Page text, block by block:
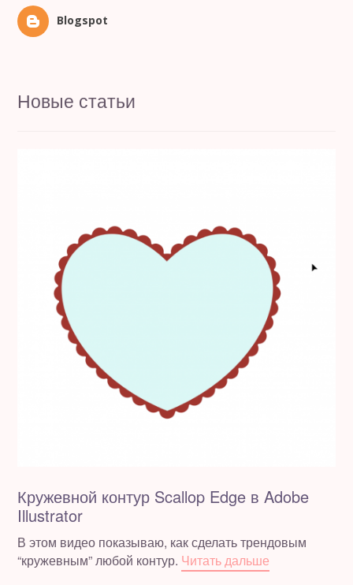
Blogspot
Новые статьи
Кружевной контур Scallop Edge в Adobe
Illustrator
В этом видео показываю, как сделать трендовым
“кружевным” любой контур. Читать дальше